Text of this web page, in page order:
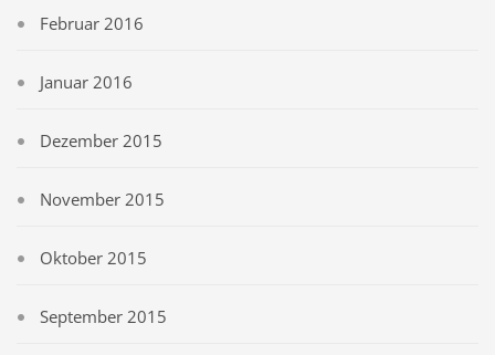
Februar 2016
Januar 2016
Dezember 2015
November 2015
Oktober 2015
September 2015